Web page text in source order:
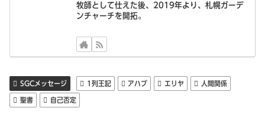
牧師として仕えた後、2019年より、札幌ガーデ
ンチャーチを開拓。
SGCメッセージ 1列王記 アハブ エリヤ 人間関係
聖書 自己否定